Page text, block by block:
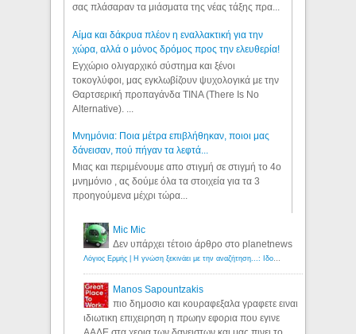
σας πλάσαραν τα μιάσματα της νέας τάξης πρα...
Αίμα και δάκρυα πλέον η εναλλακτική για την
χώρα, αλλά ο μόνος δρόμος προς την ελευθερία!
Εγχώριο ολιγαρχικό σύστημα και ξένοι
τοκογλύφοι, μας εγκλωβίζουν ψυχολογικά με την
Θαρτσερική προπαγάνδα TINA (There Is No
Alternative). ...
Μνημόνια: Ποια μέτρα επιβλήθηκαν, ποιοι μας
δάνεισαν, πού πήγαν τα λεφτά...
Μιας και περιμένουμε απο στιγμή σε στιγμή το 4ο
μνημόνιο , ας δούμε όλα τα στοιχεία για τα 3
προηγούμενα μέχρι τώρα...
Mic Mic
Δεν υπάρχει τέτοιο άρθρο στο planetnews
Λόγιος Ερμής | Η γνώση ξεκινάει με την αναζήτηση...: Ιδού οι 18 που χρωστούν 11 δις ευρώ!
Manos Sapountzakis
πιο δημοσιο και κουραφεξαλα γραφετε ειναι
ιδιωτικη επιχειρηση η πρωην εφορια που εγινε